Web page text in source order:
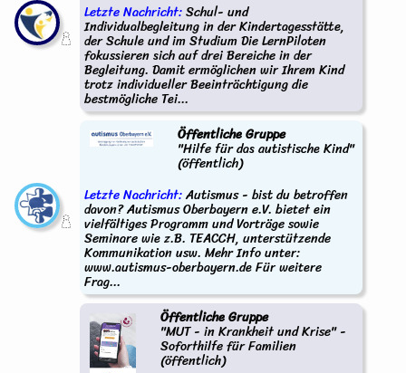
Letzte Nachricht:Schul- und
Individualbegleitung in der Kindertagesstätte,
der Schule und im Studium Die LernPiloten
fokussieren sich auf drei Bereiche in der
Begleitung. Damit ermöglichen wir Ihrem Kind
trotz individueller Beeinträchtigung die
bestmögliche Tei...
Öffentliche Gruppe
"Hilfe für das autistische Kind"
(öffentlich)
Letzte Nachricht:Autismus - bist du betroffen
davon? Autismus Oberbayern e.V. bietet ein
vielfältiges Programm und Vorträge sowie
Seminare wie z.B. TEACCH, unterstützende
Kommunikation usw. Mehr Info unter:
www.autismus-oberbayern.de Für weitere
Frag...
Öffentliche Gruppe
"MUT - in Krankheit und Krise" -
Soforthilfe für Familien
(öffentlich)